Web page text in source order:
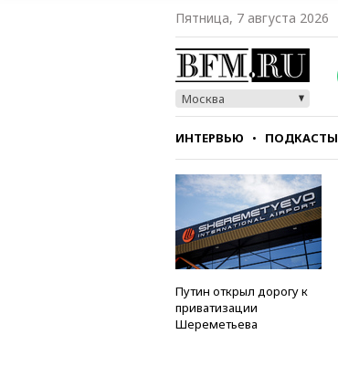
Пятница, 7 августа 2026
Москва
ИНТЕРВЬЮ ПОДКАСТЫ
СТИЛЬ ТЕСТЫ
Путин открыл дорогу к
приватизации
Шереметьева